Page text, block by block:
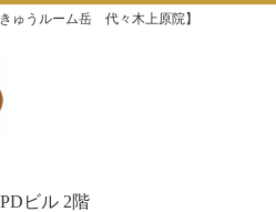
ゅうルーム岳 代々木上原院】
ビル 2階